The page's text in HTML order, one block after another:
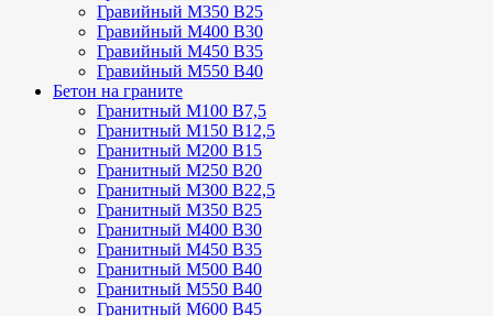
Гравийный М350 В25
Гравийный М400 В30
Гравийный М450 В35
Гравийный М550 В40
Бетон на граните
Гранитный М100 В7,5
Гранитный М150 В12,5
Гранитный М200 В15
Гранитный М250 В20
Гранитный М300 В22,5
Гранитный М350 В25
Гранитный М400 В30
Гранитный М450 В35
Гранитный М500 В40
Гранитный М550 В40
Гранитный М600 В45